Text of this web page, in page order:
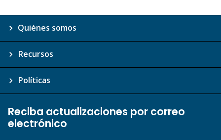
Quiénes somos
Recursos
Políticas
Reciba actualizaciones por correo
electrónico